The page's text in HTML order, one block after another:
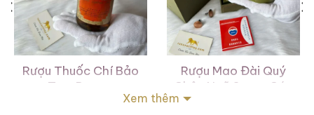
Rượu Thuốc Chí Bảo
Tam Dương
Rượu Mao Đài Quý
Châu Ngũ Sao – Cáp
Họa Hữu Nghị 2021
Xem thêm